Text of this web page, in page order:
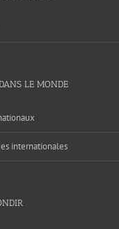
LE MONDE
internationales